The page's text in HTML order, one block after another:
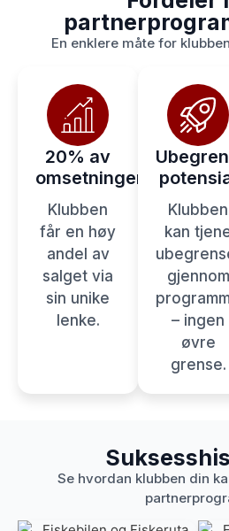
En enklere måte for
20% av
omsetningen
Klubben
får en høy
andel av
salget via
sin unike
lenke.
Klubben
kan
gjennom
– ingen
øvre
grense.
Se hvordan klubben din